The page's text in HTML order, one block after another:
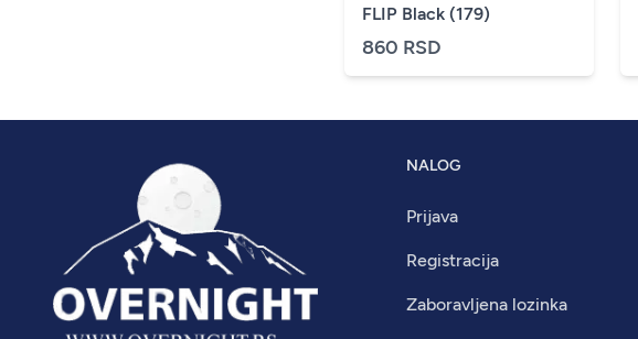
FLIP Black (179)
860 RSD
NALOG
Prijava
Registracija
Zaboravljena lozinka